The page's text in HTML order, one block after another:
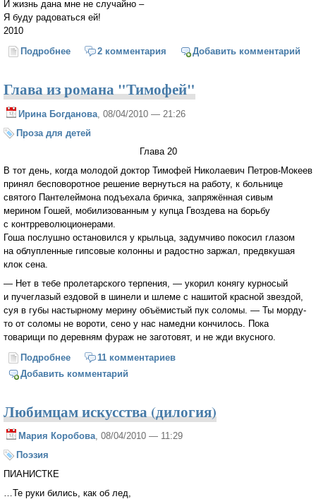
И жизнь дана мне не случайно –
Я буду радоваться ей!
2010
Подробнее о Радость2 комментария Добавить комментарий
Глава из романа "Тимофей"
Ирина Богданова , 08/04/2010 — 21:26
Проза для детей
Глава 20
В тот день, когда молодой доктор Тимофей Николаевич Петров-Мокеев
принял бесповоротное решение вернуться на работу, к больнице
святого Пантелеймона подъехала бричка, запряжённая сивым
мерином Гошей, мобилизованным у купца Гвоздева на борьбу
с контрреволюционерами.
Гоша послушно остановился у крыльца, задумчиво покосил глазом
на облупленные гипсовые колонны и радостно заржал, предвкушая
клок сена.
— Нет в тебе пролетарского терпения, — укорил конягу курносый
и пучеглазый ездовой в шинели и шлеме с нашитой красной звездой,
суя в губы настырному мерину объёмистый пук соломы. — Ты морду-
то от соломы не вороти, сено у нас намедни кончилось. Пока
товарищи по деревням фураж не заготовят, и не жди вкусного.
Подробнее о Глава из романа "Тимофей"
11 комментариев
Добавить комментарий
Любимцам искусства (дилогия)
Мария Коробова, 08/04/2010 — 11:29
Поэзия
ПИАНИСТКЕ
…Те руки бились, как об лед,